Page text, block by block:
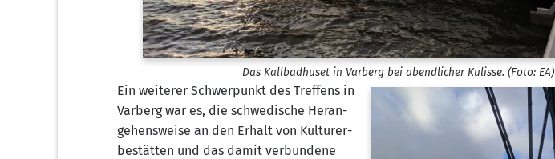
Das Kall­bad­hu­set in Var­berg bei abend­li­cher Kulis­se. (Foto: EA)
Ein wei­te­rer Schwer­punkt des Tref­fens in
Var­berg war es, die schwe­di­sche Her­an­
ge­hens­wei­se an den Erhalt von Kul­tur­er­
be­stät­ten und das damit ver­bun­de­ne